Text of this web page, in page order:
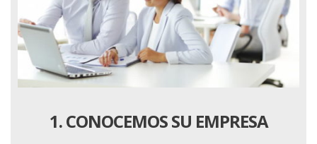
1. CONOCEMOS SU EMPRESA